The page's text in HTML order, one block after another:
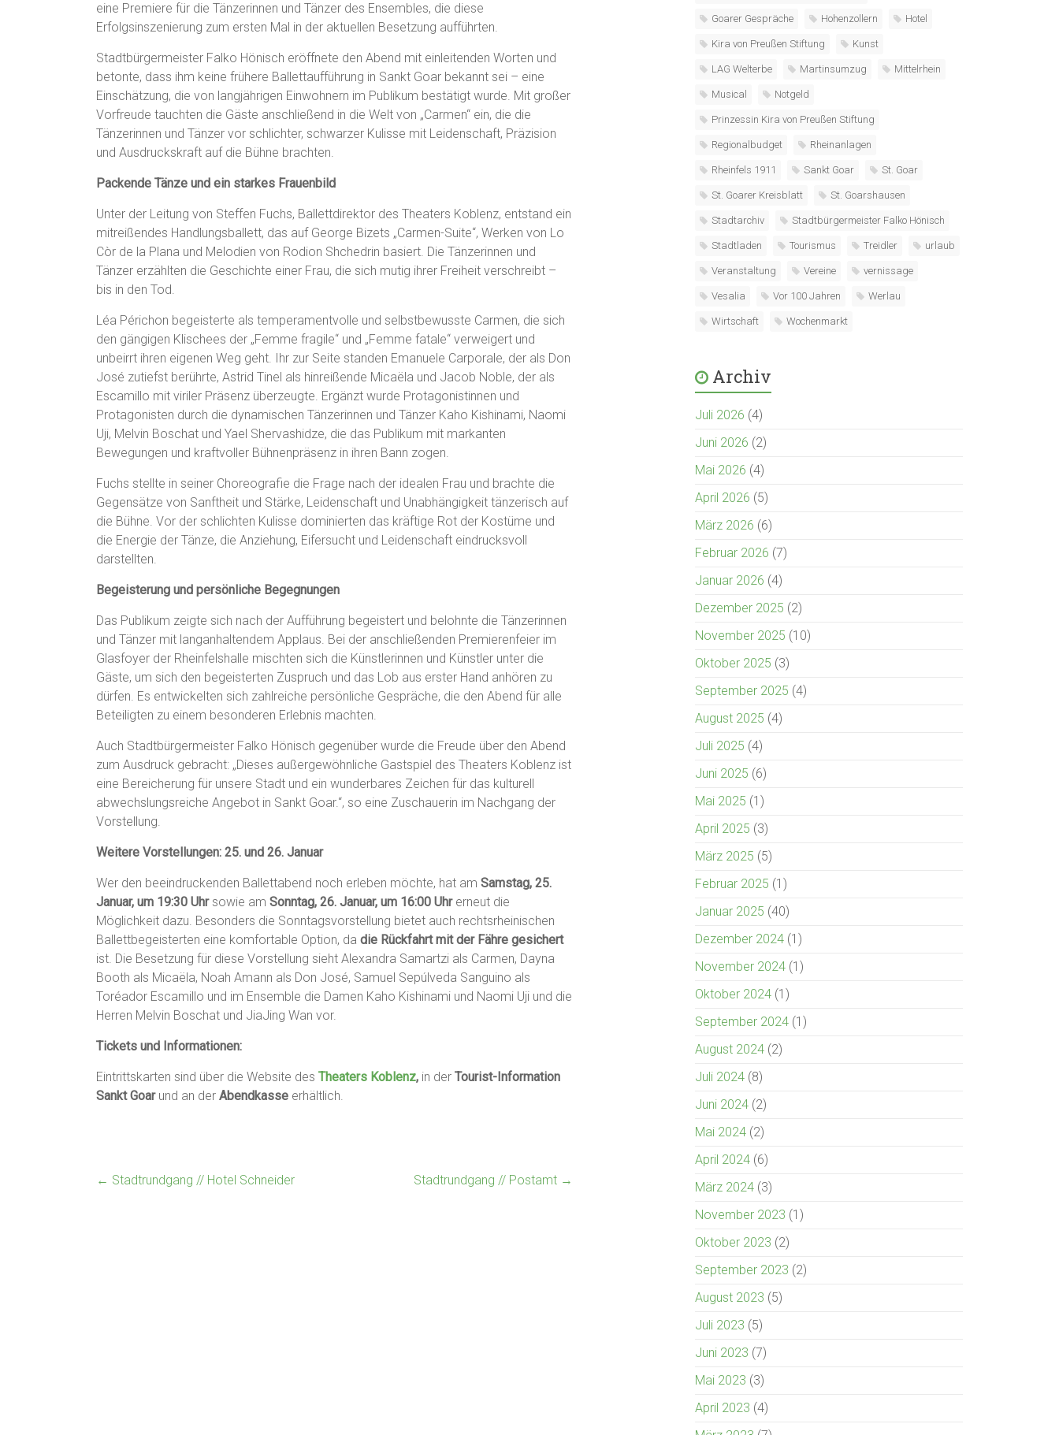
eine Premiere für die Tänzerinnen und Tänzer des Ensembles, die diese
Erfolgsinszenierung zum ersten Mal in der aktuellen Besetzung aufführten.
Stadtbürgermeister Falko Hönisch eröffnete den Abend mit einleitenden Worten und
betonte, dass ihm keine frühere Ballettaufführung in Sankt Goar bekannt sei – eine
Einschätzung, die von langjährigen Einwohnern im Publikum bestätigt wurde. Mit großer
Vorfreude tauchten die Gäste anschließend in die Welt von „Carmen“ ein, die die
Tänzerinnen und Tänzer vor schlichter, schwarzer Kulisse mit Leidenschaft, Präzision
und Ausdruckskraft auf die Bühne brachten.
Packende Tänze und ein starkes Frauenbild
Unter der Leitung von Steffen Fuchs, Ballettdirektor des Theaters Koblenz, entstand ein
mitreißendes Handlungsballett, das auf George Bizets „Carmen-Suite“, Werken von Lo
Còr de la Plana und Melodien von Rodion Shchedrin basiert. Die Tänzerinnen und
Tänzer erzählten die Geschichte einer Frau, die sich mutig ihrer Freiheit verschreibt –
bis in den Tod.
Léa Périchon begeisterte als temperamentvolle und selbstbewusste Carmen, die sich
den gängigen Klischees der „Femme fragile“ und „Femme fatale“ verweigert und
unbeirrt ihren eigenen Weg geht. Ihr zur Seite standen Emanuele Carporale, der als Don
José zutiefst berührte, Astrid Tinel als hinreißende Micaëla und Jacob Noble, der als
Escamillo mit viriler Präsenz überzeugte. Ergänzt wurde Protagonistinnen und
Protagonisten durch die dynamischen Tänzerinnen und Tänzer Kaho Kishinami, Naomi
Uji, Melvin Boschat und Yael Shervashidze, die das Publikum mit markanten
Bewegungen und kraftvoller Bühnenpräsenz in ihren Bann zogen.
Fuchs stellte in seiner Choreografie die Frage nach der idealen Frau und brachte die
Gegensätze von Sanftheit und Stärke, Leidenschaft und Unabhängigkeit tänzerisch auf
die Bühne. Vor der schlichten Kulisse dominierten das kräftige Rot der Kostüme und
die Energie der Tänze, die Anziehung, Eifersucht und Leidenschaft eindrucksvoll
darstellten.
Begeisterung und persönliche Begegnungen
Das Publikum zeigte sich nach der Aufführung begeistert und belohnte die Tänzerinnen
und Tänzer mit langanhaltendem Applaus. Bei der anschließenden Premierenfeier im
Glasfoyer der Rheinfelshalle mischten sich die Künstlerinnen und Künstler unter die
Gäste, um sich den begeisterten Zuspruch und das Lob aus erster Hand anhören zu
dürfen. Es entwickelten sich zahlreiche persönliche Gespräche, die den Abend für alle
Beteiligten zu einem besonderen Erlebnis machten.
Auch Stadtbürgermeister Falko Hönisch gegenüber wurde die Freude über den Abend
zum Ausdruck gebracht: „Dieses außergewöhnliche Gastspiel des Theaters Koblenz ist
eine Bereicherung für unsere Stadt und ein wunderbares Zeichen für das kulturell
abwechslungsreiche Angebot in Sankt Goar.“, so eine Zuschauerin im Nachgang der
Vorstellung.
Weitere Vorstellungen: 25. und 26. Januar
Wer den beeindruckenden Ballettabend noch erleben möchte, hat am Samstag, 25.
Januar, um 19:30 Uhrsowie am Sonntag, 26. Januar, um 16:00 Uhr erneut die
Möglichkeit dazu. Besonders die Sonntagsvorstellung bietet auch rechtsrheinischen
Ballettbegeisterten eine komfortable Option, da die Rückfahrt mit der Fähre gesichert
ist. Die Besetzung für diese Vorstellung sieht Alexandra Samartzi als Carmen, Dayna
Booth als Micaëla, Noah Amann als Don José, Samuel Sepúlveda Sanguino als
Toréador Escamillo und im Ensemble die Damen Kaho Kishinami und Naomi Uji und die
Herren Melvin Boschat und JiaJing Wan vor.
Tickets und Informationen:
Eintrittskarten sind über die Website des Theaters Koblenz, in der Tourist-Information
Sankt Goarund an der Abendkasse erhältlich.
← Stadtrundgang // Hotel Schneider Stadtrundgang // Postamt →
Goarer Gespräche Hohenzollern Hotel
Kira von Preußen Stiftung Kunst
LAG Welterbe Martinsumzug Mittelrhein
Musical Notgeld
Prinzessin Kira von Preußen Stiftung
Regionalbudget Rheinanlagen
Rheinfels 1911 Sankt Goar St. Goar
St. Goarer Kreisblatt St. Goarshausen
Stadtarchiv Stadtbürgermeister Falko Hönisch
Stadtladen Tourismus Treidler urlaub
Veranstaltung Vereine vernissage
Vesalia Vor 100 Jahren Werlau
Wirtschaft Wochenmarkt
Archiv
Juli 2026 (4)
Juni 2026 (2)
Mai 2026 (4)
April 2026 (5)
März 2026 (6)
Februar 2026 (7)
Januar 2026 (4)
Dezember 2025 (2)
November 2025 (10)
Oktober 2025 (3)
September 2025 (4)
August 2025 (4)
Juli 2025 (4)
Juni 2025 (6)
Mai 2025 (1)
April 2025 (3)
März 2025 (5)
Februar 2025 (1)
Januar 2025 (40)
Dezember 2024 (1)
November 2024 (1)
Oktober 2024 (1)
September 2024 (1)
August 2024 (2)
Juli 2024 (8)
Juni 2024 (2)
Mai 2024 (2)
April 2024 (6)
März 2024 (3)
November 2023 (1)
Oktober 2023 (2)
September 2023 (2)
August 2023 (5)
Juli 2023 (5)
Juni 2023 (7)
Mai 2023 (3)
April 2023 (4)